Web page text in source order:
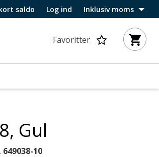
saldo Log ind Inklusiv moms
Favoritter
Gul
649038-10